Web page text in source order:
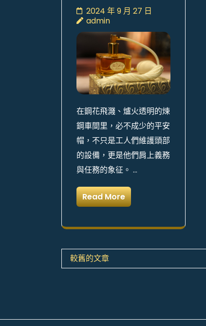
2024 年 9 月 27 日
admin
在鋼花飛濺、爐火透明的煉
鋼車間里，必不成少的平安
帽，不只是工人們維護頭部
的設備，更是他們肩上義務
與任務的象征。 …
Read More
文
章
覽
較舊的文章